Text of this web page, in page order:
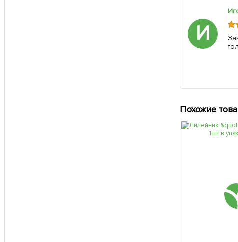
И
Похожие